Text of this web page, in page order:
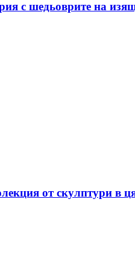
с шедьоврите на
от скулптури в